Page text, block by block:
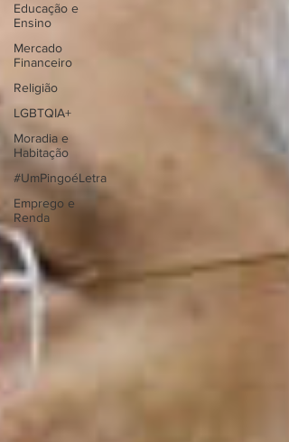
Educação e
Ensino
Mercado
Financeiro
Religião
LGBTQIA+
Moradia e
Habitação
#UmPingoéLetra
Emprego e
Renda